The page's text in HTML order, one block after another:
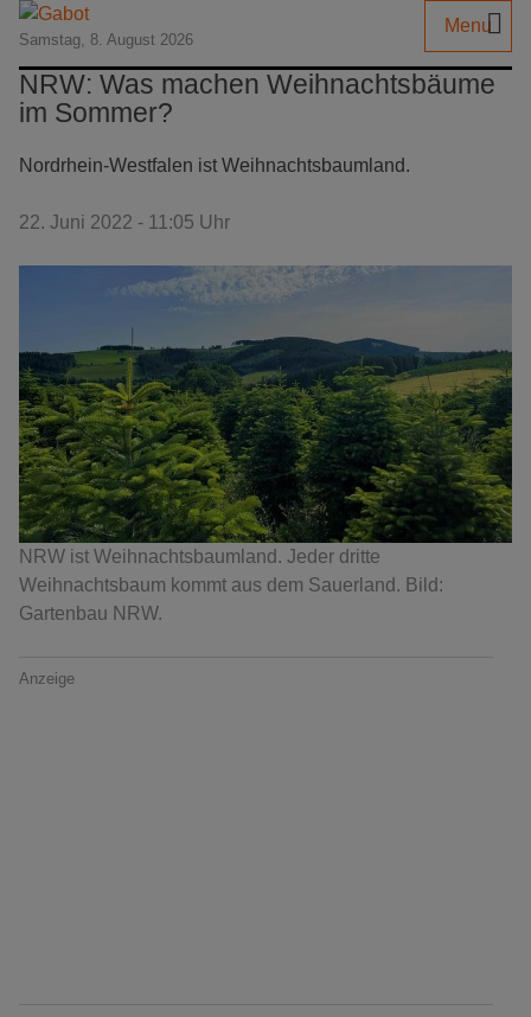
Samstag, 8. August 2026
Menu
NRW: Was machen Weihnachtsbäume
im Sommer?
Nordrhein-Westfalen ist Weihnachtsbaumland.
22. Juni 2022 - 11:05 Uhr
NRW ist Weihnachtsbaumland. Jeder dritte
Weihnachtsbaum kommt aus dem Sauerland. Bild:
Gartenbau NRW.
Anzeige